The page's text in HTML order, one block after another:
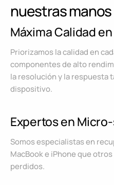
nuestras manos
Máxima Calidad
Priorizamos la calidad en
componentes de alto
la resolución y la respuesta
dispositivo.
Expertos en
Somos especialistas en
MacBook e iPhone que
perdidos.